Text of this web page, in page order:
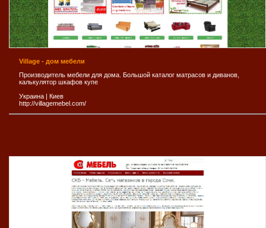
Village - дом мебели
Производитель мебели для дома. Большой каталог матрасов и диванов,
калькулятор шкафов купе
Украина | Киев
http://villagemebel.com/